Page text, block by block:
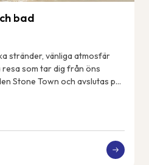
bad
stränder, vänliga atmosfär
som tar dig från öns
Stone Town och avslutas på